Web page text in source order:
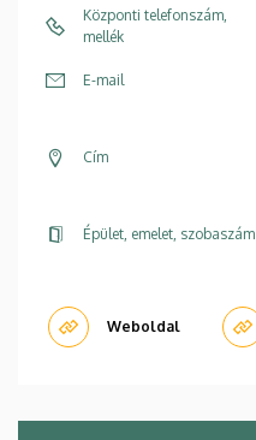
Központi telefonszám,
mellék
E-mail
Cím
Épület, emelet, szobaszám
Weboldal